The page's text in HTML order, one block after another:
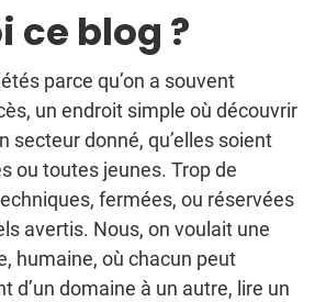
ce blog ?
parce qu’on a souvent
un endroit simple où découvrir
secteur donné, qu’elles soient
ou toutes jeunes. Trop de
fermées, ou réservées
avertis. Nous, on voulait une
humaine, où chacun peut
d’un domaine à un autre, lire un